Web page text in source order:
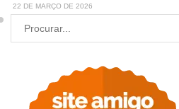
22 DE MARÇO DE 2026